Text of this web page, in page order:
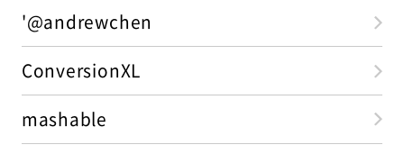
'@andrewchen
ConversionXL
mashable